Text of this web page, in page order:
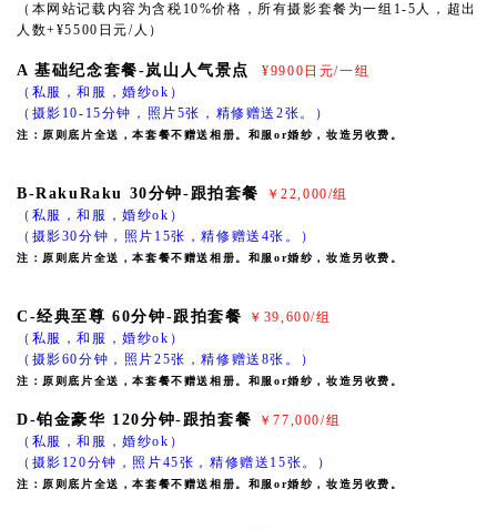
（本网站记载内容为含税10%价格，所有摄影套餐为一组 1-5人，超出
人数+¥5500日元/人）
A 基础纪念套餐-岚山人气景点
¥9900日元/一组
（私服，和服，婚纱ok）
（摄影10-15分钟，照片5张，精修赠送2张。）
注：原则底片全送，本套餐不赠送相册。和服or婚纱，妆造另收费。
B-RakuRaku 30分钟-跟拍套餐
￥22,000/组
（私服，和服，婚纱ok）
（摄影30分钟，照片15张，精修赠送4张。）
注：原则底片全送，本套餐不赠送相册。和服or婚纱，妆造另收费。
C-经典至尊 60分钟-跟拍套餐
￥39,600/组
（私服，和服，婚纱ok）
（摄影60分钟，照片25张，精修赠送8张。）
注：原则底片全送，本套餐不赠送相册。和服or婚纱，妆造另收费。
D-铂金豪华 120分钟-跟拍套餐
￥77,000/组
（私服，和服，婚纱ok）
（摄影120分钟，照片45张，精修赠送15张。）
注：原则底片全送，本套餐不赠送相册。和服or婚纱，妆造另收费。